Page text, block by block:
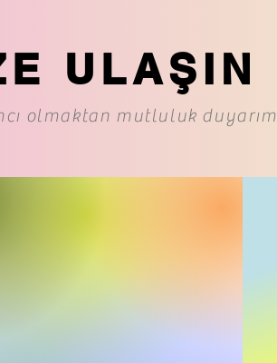
ULAŞIN
olmaktan mutluluk duyarım